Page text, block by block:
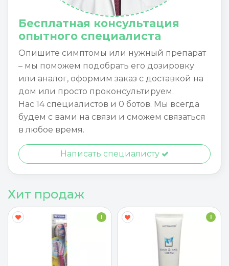
Бесплатная консультация
опытного специалиста
Опишите симптомы или нужный препарат
– мы поможем подобрать его дозировку
или аналог, оформим заказ с доставкой на
дом или просто проконсультируем.
Нас 14 специалистов и 0 ботов. Мы всегда
будем с вами на связи и сможем связаться
в любое время.
Написать специалисту
Хит продаж